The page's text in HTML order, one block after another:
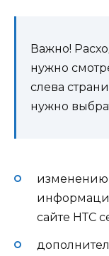
Важно!
нужно
слева
нужно
изменению
сайте НТС